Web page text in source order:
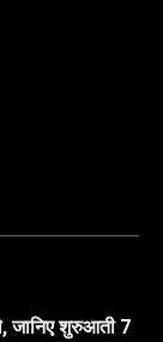
शुरुआती 7